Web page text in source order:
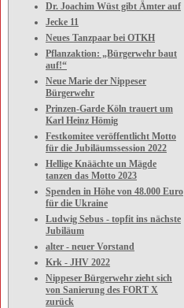
Dr. Joachim Wüst gibt Ämter auf
Jecke 11
Neues Tanzpaar bei OTKH
Pflanzaktion: „Bürgerwehr baut
auf!“
Neue Marie der Nippeser
Bürgerwehr
Prinzen-Garde Köln trauert um
Karl Heinz Hömig
Festkomitee veröffentlicht Motto
für die Jubiläumssession 2022
Hellige Knäächte un Mägde
tanzen das Motto 2023
Spenden in Höhe von 48.000 Euro
für die Ukraine
Ludwig Sebus - topfit ins nächste
Jubiläum
alter - neuer Vorstand
Krk - JHV 2022
Nippeser Bürgerwehr zieht sich
von Sanierung des FORT X
zurück